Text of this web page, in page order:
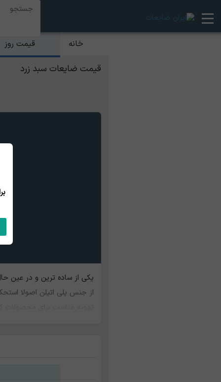
خانه قیمت روز
قیمت ضایعات سبد زرد
یکی از ساده ترین و در عین
از جنس پلی اتیلن اصولا
کنند. معمولا ماده اولیه